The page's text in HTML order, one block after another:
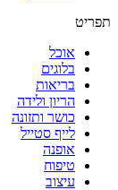
תפריט
אוכל
בלוגים
בריאות
הריון ולידה
כושר ותזונה
לייף סטייל
אופנה
טיפוח
עיצוב